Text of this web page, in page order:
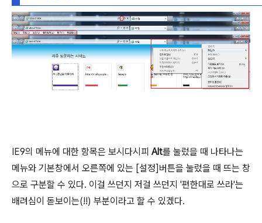
IE9의 메뉴에 대한 항목은 보시다시피 Alt를 눌렀을 때 나타나는
메뉴와 기본창에서 오른쪽에 있는 [설정]버튼을 눌렀을 때 뜨는 창
으로 구분할 수 있다. 이걸 쓰던지 저걸 쓰던지 '편한대로 쓰라'는
배려심이 돋보이는(!!) 부분이라고 할 수 있겠다.